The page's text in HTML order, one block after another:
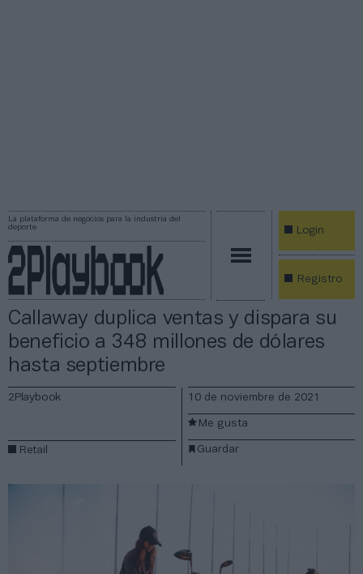
La plataforma de negocios para la industria del
deporte
Login
Registro
Callaway duplica ventas y dispara su
beneficio a 348 millones de dólares
hasta septiembre
2Playbook
Retail
10 de noviembre de 2021
Guardar
Me gusta